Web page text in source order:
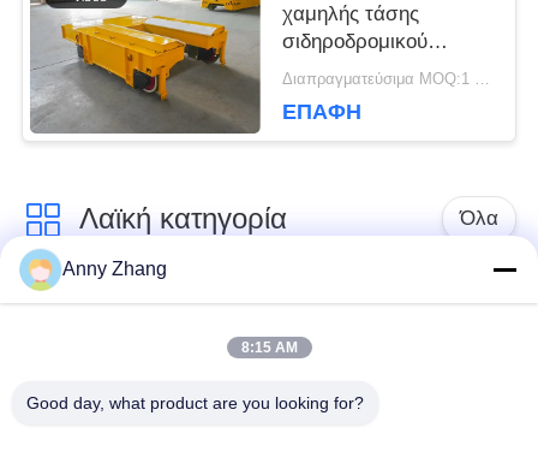
χαμηλής τάσης
σιδηροδρομικού
μεταφορικού
βιομηχανικό τομέα
Διαπραγματεύσιμα MOQ:1 σετ/σετ
ΕΠΑΦΉ
Λαϊκή κατηγορία Όλα
κάρρο μεταφοράς
trackless κάρρο
μεταφοράς
κάρρο μεταφοράς
AGV αυτόματο
Anny Zhang
8:15 AM
Good day, what product are you looking for?